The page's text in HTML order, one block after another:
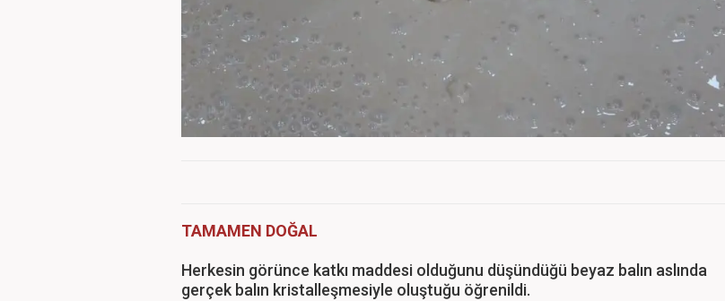
TAMAMEN DOĞAL
Herkesin görünce katkı maddesi olduğunu düşündüğü beyaz balın aslında
gerçek balın kristalleşmesiyle oluştuğu öğrenildi.